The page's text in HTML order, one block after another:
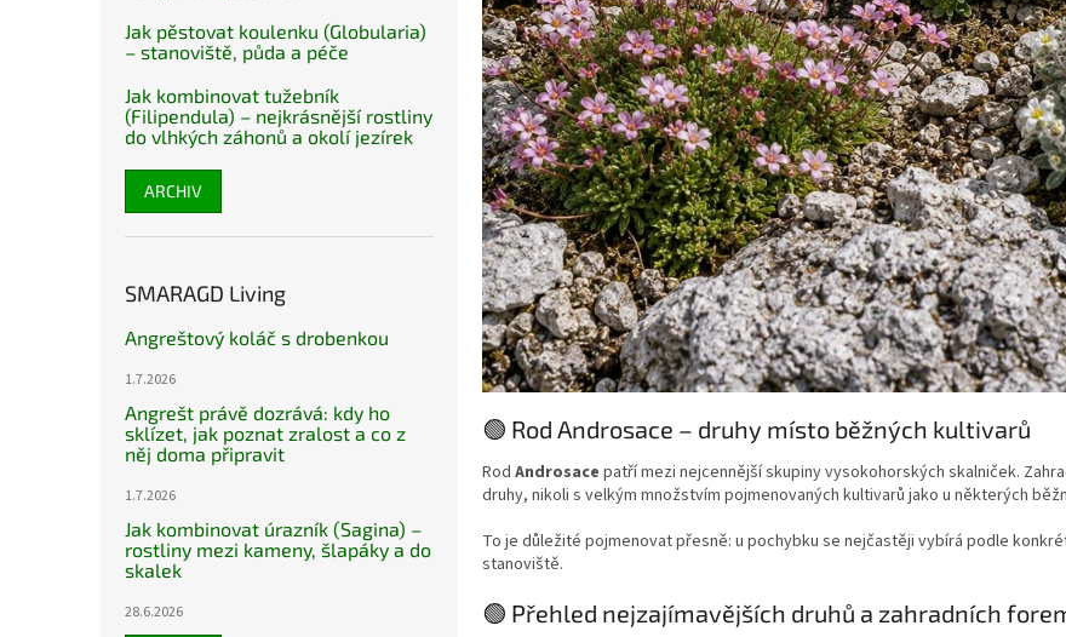
Jak pěstovat koulenku (Globularia)
– stanoviště, půda a péče
Jak kombinovat tužebník
(Filipendula) – nejkrásnější rostliny
do vlhkých záhonů a okolí jezírek
ARCHIV
SMARAGD Living
Angreštový koláč s drobenkou
1.7.2026
Angrešt právě dozrává: kdy ho
sklízet, jak poznat zralost a co z
něj doma připravit
1.7.2026
Jak kombinovat úrazník (Sagina) –
rostliny mezi kameny, šlapáky a do
skalek
28.6.2026
🟢 Rod Androsace – druhy místo běžných kultivarů
Rod Androsace patří mezi nejcennější skupiny vysokohorských skalniček.
druhy, nikoli s velkým množstvím pojmenovaných kultivarů jako u některých
To je důležité pojmenovat přesně: u pochybku se nejčastěji vybírá podle
stanoviště.
🟢 Přehled nejzajímavějších druhů a zahradních